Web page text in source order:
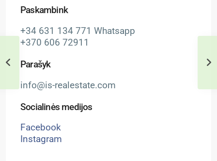
Paskambink
+34 631 134 771 Whatsapp
+370 606 72911
Parašyk
info@is-realestate.com
Socialinės medijos
Facebook
Instagram